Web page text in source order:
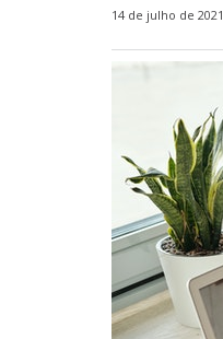
14 de julho de 2021